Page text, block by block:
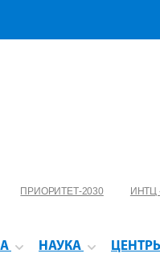
ПРИОРИТЕТ-2030 ИНТЦ
НАУКА